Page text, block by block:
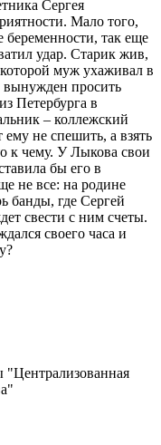
Сергея
Мало того,
так еще
удар. Старик жив,
муж ухаживал в
вынужден просить
Петербурга в
– коллежский
не спешить, а взять
к чему. У Лыкова свои
бы его в
не все: на родине
банды, где Сергей
свести с ним счеты.
своего часа и
"Централизованная